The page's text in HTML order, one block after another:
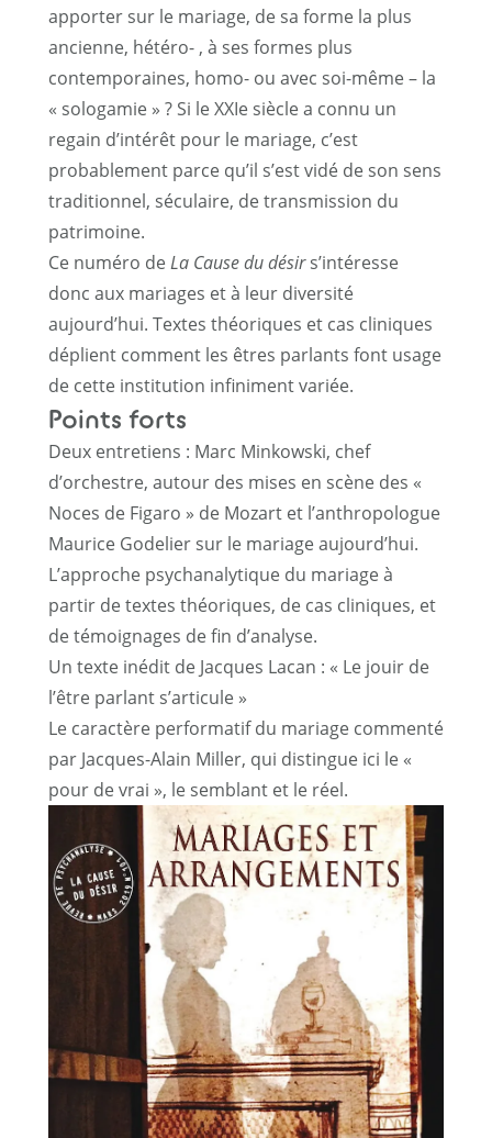
apporter sur le mariage, de sa forme la plus
ancienne, hétéro- , à ses formes plus
contemporaines, homo- ou avec soi-même – la
« sologamie » ? Si le XXIe siècle a connu un
regain d’intérêt pour le mariage, c’est
probablement parce qu’il s’est vidé de son sens
traditionnel, séculaire, de transmission du
patrimoine.
Ce numéro deLa Cause du désirs’intéresse
donc aux mariages et à leur diversité
aujourd’hui. Textes théoriques et cas cliniques
déplient comment les êtres parlants font usage
de cette institution infiniment variée.
Points forts
Deux entretiens : Marc Minkowski, chef
d’orchestre, autour des mises en scène des «
Noces de Figaro » de Mozart et l’anthropologue
Maurice Godelier sur le mariage aujourd’hui.
L’approche psychanalytique du mariage à
partir de textes théoriques, de cas cliniques, et
de témoignages de fin d’analyse.
Un texte inédit de Jacques Lacan : « Le jouir de
l’être parlant s’articule »
Le caractère performatif du mariage commenté
par Jacques-Alain Miller, qui distingue ici le «
pour de vrai », le semblant et le réel.